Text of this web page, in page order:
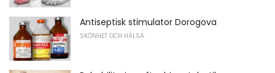
Antiseptisk stimulator Dorogova
SKÖNHET OCH HÄLSA